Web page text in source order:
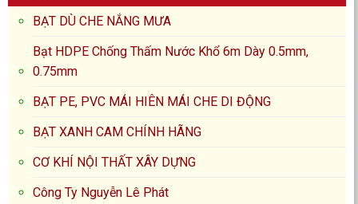
BẠT DÙ CHE NẮNG MƯA
Bạt HDPE Chống Thấm Nước Khổ 6m Dày 0.5mm,
0.75mm
BẠT PE, PVC MÁI HIÊN MÁI CHE DI ĐỘNG
BẠT XANH CAM CHÍNH HÃNG
CƠ KHÍ NỘI THẤT XÂY DỰNG
Công Ty Nguyễn Lê Phát